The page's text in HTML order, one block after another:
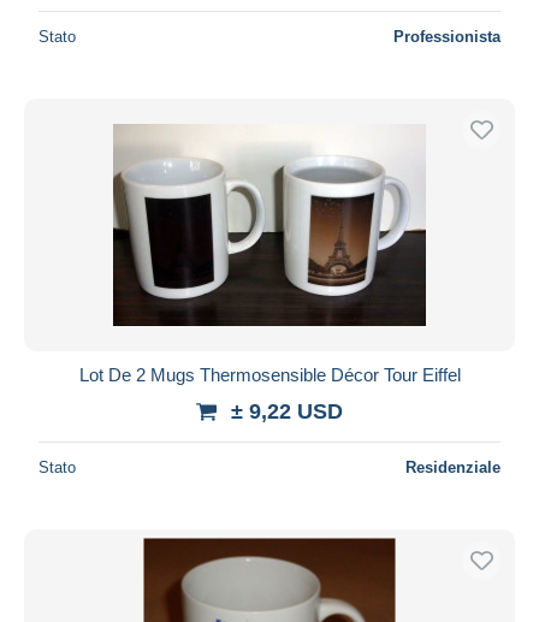
Stato Professionista
Lot De 2 Mugs Thermosensible Décor Tour Eiffel
± 9,22 USD
Stato Residenziale